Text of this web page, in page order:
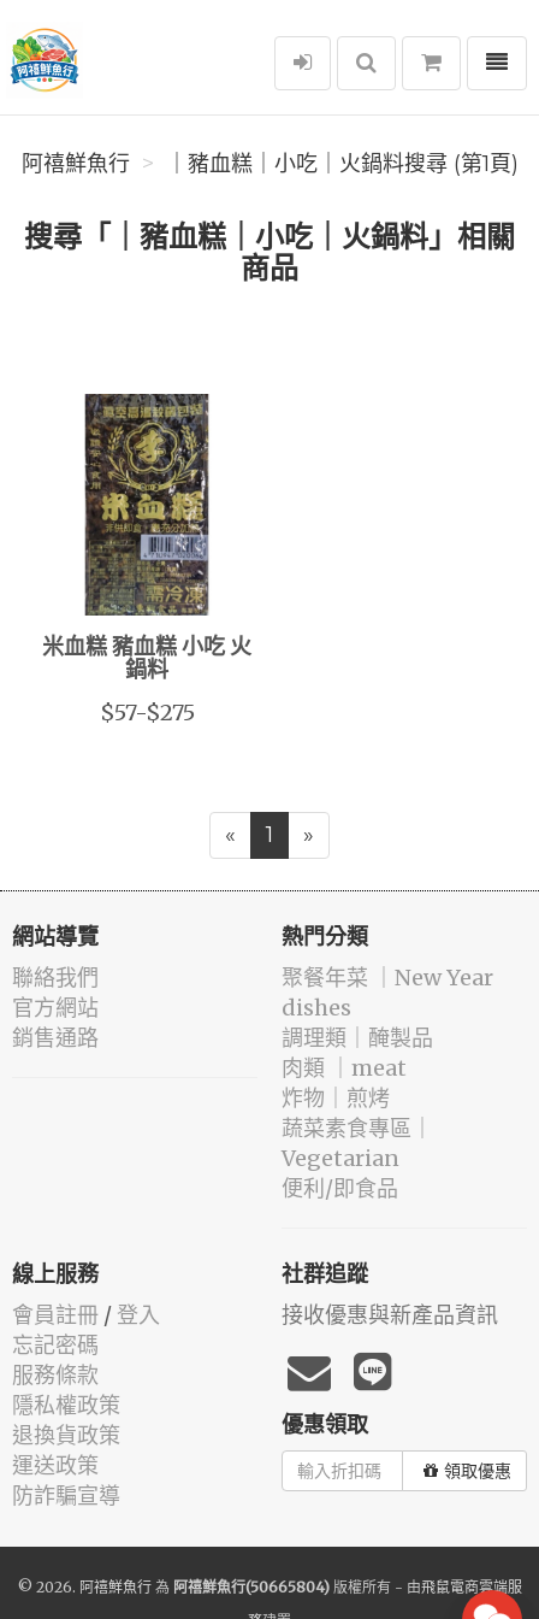
阿禧鮮魚行
選單
阿禧鮮魚行 ｜豬血糕｜小吃｜火鍋料搜尋 (第1頁)
搜尋「｜豬血糕｜小吃｜火鍋料」相關
商品
米血糕 豬血糕 小吃 火
鍋料
$57-$275
« 1 »
網站導覽
聯絡我們
官方網站
銷售通路
熱門分類
️聚餐年菜 ｜New Year
dishes
️調理類｜醃製品
肉類 ｜meat
️炸物｜煎烤
蔬菜素食專區｜
Vegetarian
便利/即食品
線上服務
會員註冊 / 登入
忘記密碼
服務條款
隱私權政策
退換貨政策
運送政策
防詐騙宣導
社群追蹤
接收優惠與新產品資訊
優惠領取
領取優惠
© 2026. 阿禧鮮魚行為 阿禧鮮魚行(50665804)版權所有 - 由飛鼠電商雲端服